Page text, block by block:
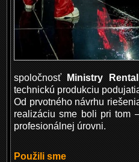
spoločnosťMinistry
technickú produkciu
Od prvotného návrhu
realizáciu sme boli pri tom
profesionálnej úrovni.
Použili sme